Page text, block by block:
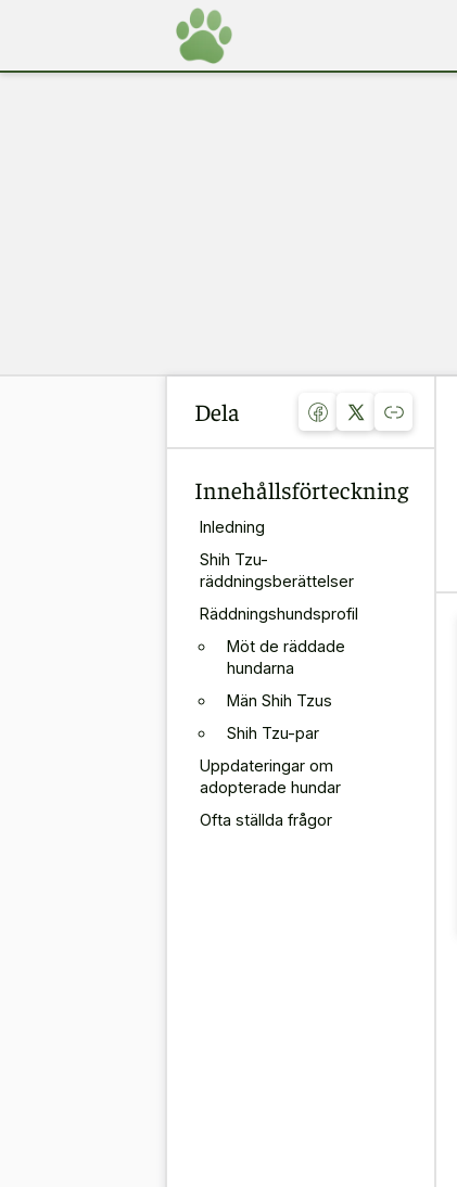
Dela
Innehållsförteckning
Inledning
Shih Tzu-
räddningsberättelser
Räddningshundsprofil
Möt de räddade
hundarna
Män Shih Tzus
Shih Tzu-par
Uppdateringar om
adopterade hundar
Ofta ställda frågor